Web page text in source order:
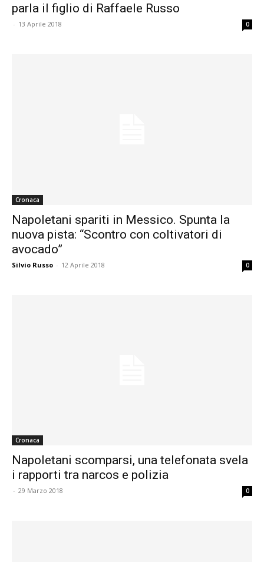
parla il figlio di Raffaele Russo
- 13 Aprile 2018 0
Cronaca
Napoletani spariti in Messico. Spunta la
nuova pista: “Scontro con coltivatori di
avocado”
Silvio Russo - 12 Aprile 2018 0
Cronaca
Napoletani scomparsi, una telefonata svela
i rapporti tra narcos e polizia
- 29 Marzo 2018 0